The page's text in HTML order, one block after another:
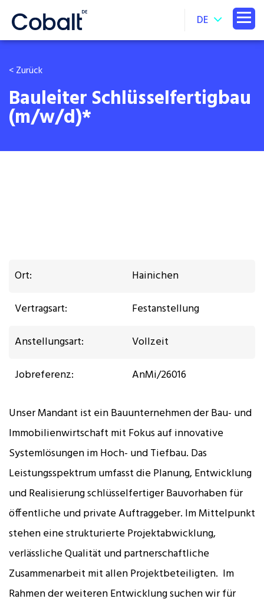
DE
< Zurück
Bauleiter Schlüsselfertigbau
(m/w/d)*
Ort:
Hainichen
Vertragsart:
Festanstellung
Anstellungsart:
Vollzeit
Jobreferenz:
AnMi/26016
Unser Mandant ist ein Bauunternehmen der Bau- und
Immobilienwirtschaft mit Fokus auf innovative
Systemlösungen im Hoch- und Tiefbau. Das
Leistungsspektrum umfasst die Planung, Entwicklung
und Realisierung schlüsselfertiger Bauvorhaben für
öffentliche und private Auftraggeber. Im Mittelpunkt
stehen eine strukturierte Projektabwicklung,
verlässliche Qualität und partnerschaftliche
Zusammenarbeit mit allen Projektbeteiligten. Im
Rahmen der weiteren Entwicklung suchen wir für